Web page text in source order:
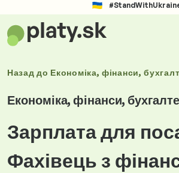
Назад до Економіка, фінанси,
Економіка, фінанси,
Зарплата для
Фахівець з